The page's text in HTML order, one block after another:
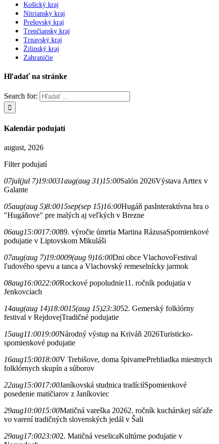
Košický kraj
Nitriansky kraj
Prešovský kraj
Trenčiansky kraj
Trnavský kraj
Žilinský kraj
Zahraničie
Hľadať na stránke
Search for:
Kalendár podujatí
august, 2026
Filter podujatí
07jul(jul 7)19:0031aug(aug 31)15:00Salón 2026Výstava Arttex v
Galante
05aug(aug 5)8:0015sep(sep 15)16:00Hugáň pasInteraktívna hra o
"Hugáňove" pre malých aj veľkých v Brezne
06aug15:0017:0089. výročie úmrtia Martina RázusaSpomienkové
podujatie v Liptovskom Mikuláši
07aug(aug 7)19:0009(aug 9)16:00Dni obce VlachovoFestival
ľudového spevu a tanca a Vlachovský remeselnícky jarmok
08aug16:0022:00Rockové popoludnie11. ročník podujatia v
Jenkovciach
14aug(aug 14)18:0015(aug 15)23:3052. Gemerský folklórny
festival v RejdovejTradičné podujatie
15aug11:0019:00Národný výstup na Kriváň 2026Turisticko-
spomienkové podujatie
16aug15:0018:00V Trebišove, doma špivamePrehliadka miestnych
folklórnych skupín a súborov
22aug15:0017:00Janíkovská studnica tradíciíSpomienkové
posedenie matičiarov z Janíkoviec
29aug10:0015:00Matičná vareška 20262. ročník kuchárskej súťaže
vo varení tradičných slovenských jedál v Šali
29aug17:0023:002. Matičná veselicaKultúrne podujatie v